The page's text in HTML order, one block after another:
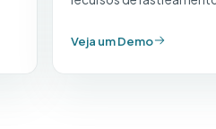
Veja um Demo